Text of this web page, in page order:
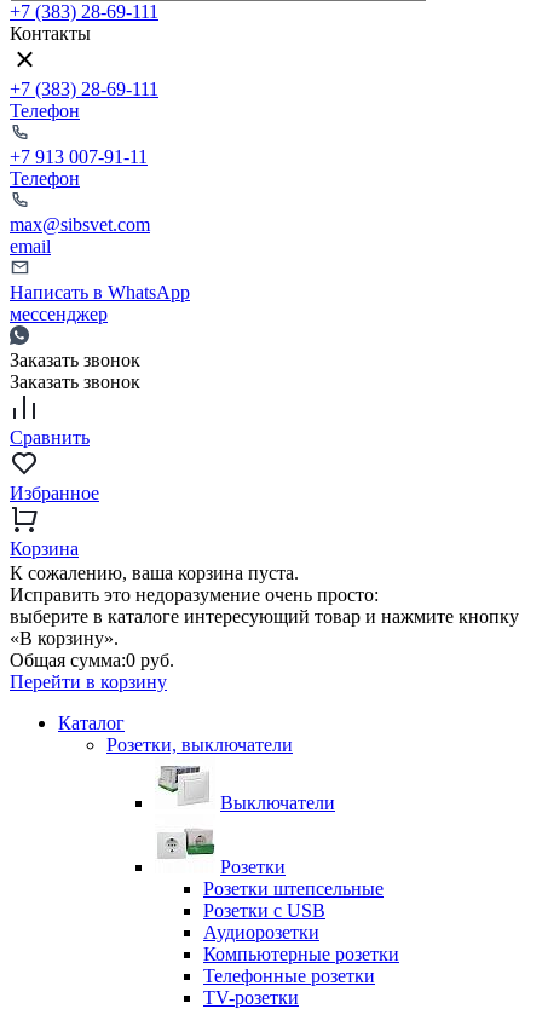
+7 (383) 28-69-111
Контакты
+7 (383) 28-69-111
Телефон
+7 913 007-91-11
Телефон
max@sibsvet.com
email
Написать в WhatsApp
мессенджер
Заказать звонок
Заказать звонок
Сравнить
Избранное
Корзина
К сожалению, ваша корзина пуста.
Исправить это недоразумение очень просто:
выберите в каталоге интересующий товар и нажмите кнопку
«В корзину».
Общая сумма:0 руб.
Перейти в корзину
Каталог
Розетки, выключатели
Выключатели
Розетки
Розетки штепсельные
Розетки с USB
Аудиорозетки
Компьютерные розетки
Телефонные розетки
TV-розетки